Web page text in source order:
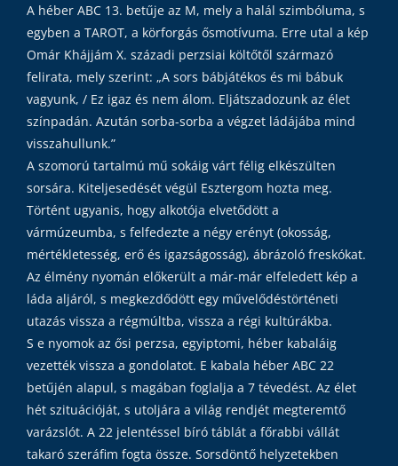
A héber ABC 13. betűje az M, mely a halál szimbóluma, s
egyben a TAROT, a körforgás ősmotívuma. Erre utal a kép
Omár Khájjám X. századi perzsiai költőtől származó
felirata, mely szerint: „A sors bábjátékos és mi bábuk
vagyunk, / Ez igaz és nem álom. Eljátszadozunk az élet
színpadán. Azután sorba-sorba a végzet ládájába mind
visszahullunk.”
A szomorú tartalmú mű sokáig várt félig elkészülten
sorsára. Kiteljesedését végül Esztergom hozta meg.
Történt ugyanis, hogy alkotója elvetődött a
vármúzeumba, s felfedezte a négy erényt (okosság,
mértékletesség, erő és igazságosság), ábrázoló freskókat.
Az élmény nyomán előkerült a már-már elfeledett kép a
láda aljáról, s megkezdődött egy művelődéstörténeti
utazás vissza a régmúltba, vissza a régi kultúrákba.
S e nyomok az ősi perzsa, egyiptomi, héber kabaláig
vezették vissza a gondolatot. E kabala héber ABC 22
betűjén alapul, s magában foglalja a 7 tévedést. Az élet
hét szituációját, s utoljára a világ rendjét megteremtő
varázslót. A 22 jelentéssel bíró táblát a főrabbi vállát
takaró szeráfim fogta össze. Sorsdöntő helyzetekben